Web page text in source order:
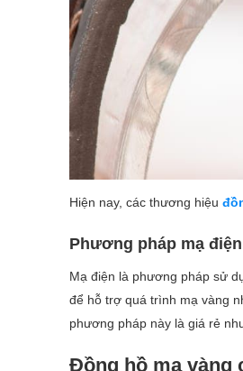
Hiện nay, các thương hiệu
Phương pháp mạ điện
Mạ điện là phương pháp sử
để hỗ trợ quá trình mạ vàng
phương pháp này là giá rẻ
Đồng hồ mạ vàng